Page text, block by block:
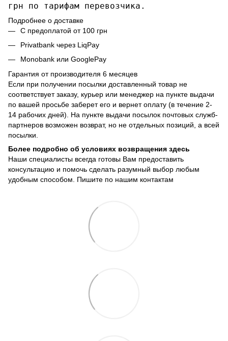
грн по тарифам перевозчика.
Подробнее о доставке
С предоплатой от 100 грн
Privatbank через LiqPay
Monobank или GooglePay
Гарантия от производителя 6 месяцев
Если при получении посылки доставленный товар не
соответствует заказу, курьер или менеджер на пункте выдачи
по вашей просьбе заберет его и вернет оплату (в течение 2-
14 рабочих дней). На пункте выдачи посылок почтовых служб-
партнеров возможен возврат, но не отдельных позиций, а всей
посылки.
Более подробно об условиях возвращения здесь
Наши специалисты всегда готовы Вам предоставить
консультацию и помочь сделать разумный выбор любым
удобным способом. Пишите по нашим контактам